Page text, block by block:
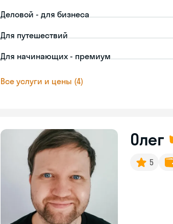
Деловой - для бизнеса
Для путешествий
Для начинающих - премиум
Все услуги и цены (4)
Олег
5